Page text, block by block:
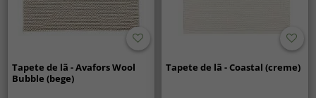
Tapete de lã - Avafors Wool
Bubble (bege)
Tapete de lã - Coastal (creme)